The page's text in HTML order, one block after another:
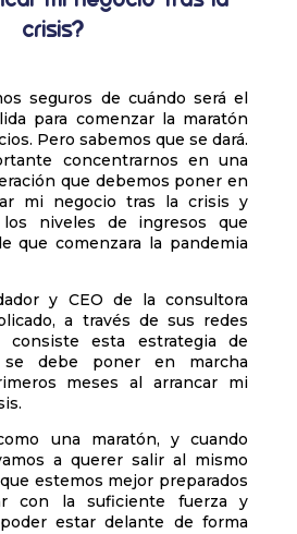
crisis?
seguros de cuándo será el
para comenzar la maratón
Pero sabemos que se dará.
concentrarnos en una
que debemos poner en
mi negocio tras la crisis y
los niveles de ingresos que
que comenzara la pandemia
y CEO de la consultora
a través de sus redes
consiste esta estrategia de
se debe poner en marcha
meses al arrancar mi
una maratón, y cuando
a querer salir al mismo
estemos mejor preparados
con la suficiente fuerza y
estar delante de forma